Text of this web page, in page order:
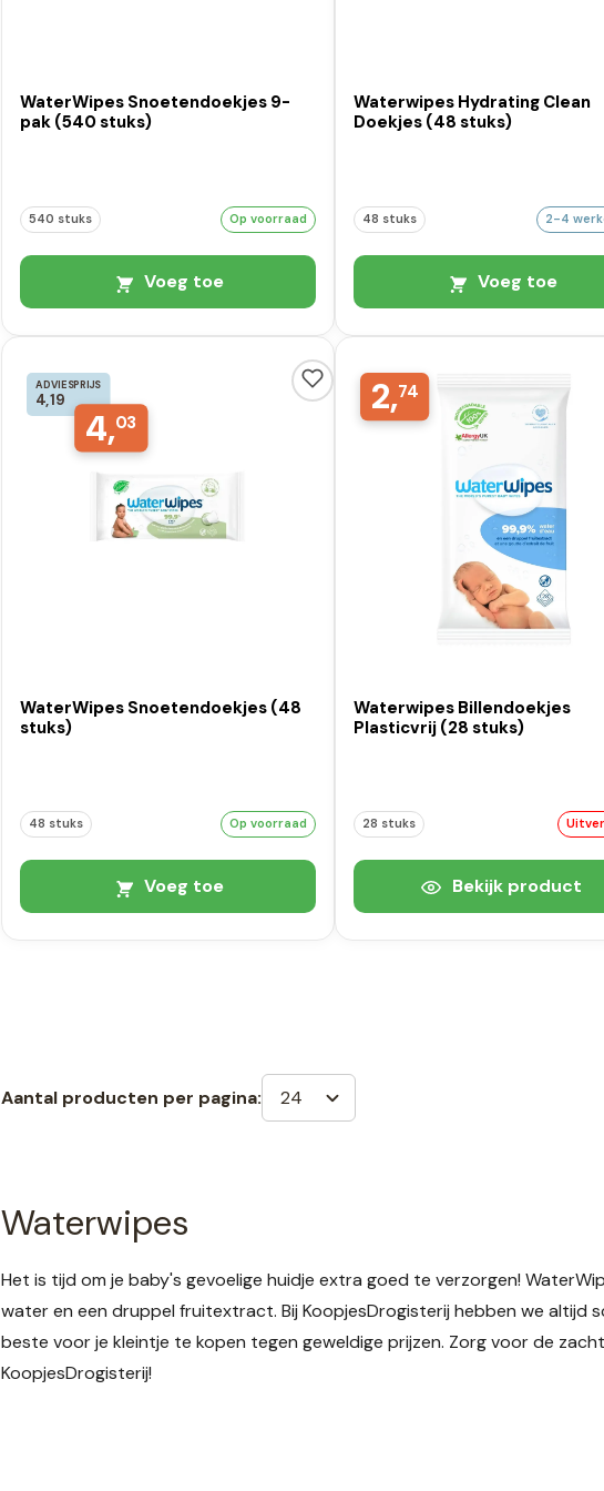
WaterWipes Snoetendoekjes 9-
pak (540 stuks)
540 stuks Op voorraad
Voeg toe
Waterwipes Hydrating Clean
Doekjes (48 stuks)
48 stuks 2-4
Voeg toe
ADVIESPRIJS
4,19
4,03
WaterWipes Snoetendoekjes (48
stuks)
48 stuks Op voorraad
Voeg toe
2,74
Waterwipes Billendoekjes
Plasticvrij (28 stuks)
28 stuks
Bekijk product
Aantal producten per pagina: 24
Waterwipes
Het is tijd om je baby's gevoelige huidje extra goed te verzorgen!
water en een druppel fruitextract. Bij KoopjesDrogisterij hebben we altijd
beste voor je kleintje te kopen tegen geweldige prijzen. Zorg voor de
KoopjesDrogisterij!